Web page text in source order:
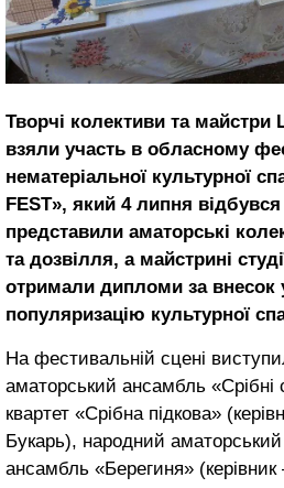
Творчі колективи та
взяли участь в обласному
нематеріальної культурної
FEST», який 4 липня
представили аматорські
та дозвілля, а майстрині
отримали дипломи за внесок
популяризацію культурної
На фестивальній сцені
аматорський ансамбль «Срібні
квартет «Срібна підкова»
Букарь), народний
ансамбль «Берегиня»